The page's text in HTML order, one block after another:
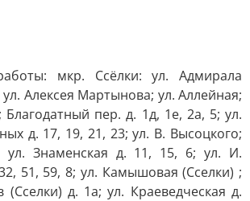
мкр. Ссёлки: ул. Адмирала
Алексея Мартынова; ул. Аллейная;
Благодатный пер. д. 1д, 1е, 2а, 5; ул.
д. 17, 19, 21, 23; ул. В. Высоцкого;
ул. Знаменская д. 11, 15, 6; ул. И.
51, 59, 8; ул. Камышовая (Сселки) ;
(Сселки) д. 1а; ул. Краеведческая д.